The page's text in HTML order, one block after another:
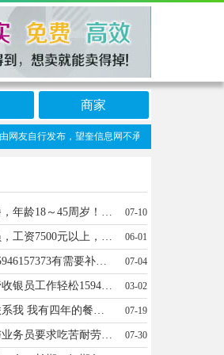
商家
自行发布，望奎信息网不承担任何责任！提高警
抖音平台招募娱乐主播，年龄18～45周岁！男女不限，零风险入职，在家就可以开播赚米，直播时间自己选择。全职兼职都可以，下播提现秒到账，全程免费培训，有人教授陪跑直到你成才拿到结果，你所需要的就是相信自己，别人可以靠一部手机赚米你就可以！有意者欢迎致电，陈女士16646554775 07-10
望奎双汇招聘搬运人员，工资7500元以上，缴纳五险一金，包吃住，联系电话18945545348 06-01
暑假补初中数学电话15946157373有需要补初中数学的联系我 07-04
二百畅想网咖招聘网管收银员工作轻松15945082889 短期勿扰 03-02
需要主管或经理的请联系我 我有四年的餐饮经验 做过烤肉 火锅 烧烤 手机点餐 美团助手 管理员工 处理客诉 服务顾客 管理库存 提货报销 有餐饮需要的联系我 15754619683 07-19
招聘电动三轮送货员与业务员要求吃苦耐劳有责任心薪资面谈联系电话15146531363 07-30